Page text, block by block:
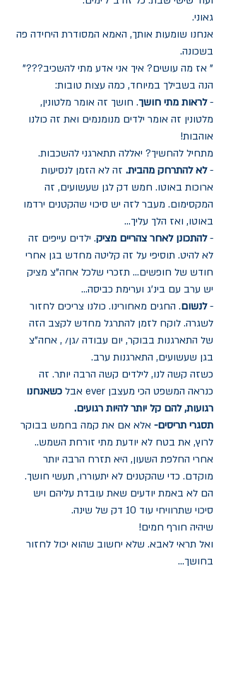
גאוני.
אנחנו שומעות אותך, האמא המסודרת היחידה פה
בשכונה.
" אז מה עושים? איך אני אדע מתי להשכיב???"
הנה בשבילך במיוחד, כמה עצות טובות:
- לראות מתי חושך. חושך זה אומר מלטונין,
מלטונין זה אומר ילדים מנומנמים ואת זה כולנו
אוהבות!
מתחיל להחשיך? יאללה תתארגני להשכבות.
- לא להתרחק מהבית. זה לא הזמן לנסיעות
ארוכות באוטו. חמש דק לגן שעשועים, זה
המקסימום. מעבר לזה יש סיכוי שהקטנים ירדמו
באוטו, ואז הלך עליך...
- להתכונן לאחר צהריים מציק. ילדים עייפים זה
לא להיט. תוסיפי על זה קליטה מחדש בגן אחרי
חודש של חופשים... תזכרי שלכל אחה"צ מציק
יש ערב עם בינ'ג וערימת כביסה...
- לנשום. החגים מאחורינו. כולנו צריכים לחזור
לשגרה. לוקח לזמן להתרגל מחדש לקצב הזה
של התארגנות בבוקר, יום עבודה /גן/ , אחה"צ
בגן שעשועים, התארגנות ערב.
כשזה קשה לנו, לילדים קשה הרבה יותר. זה
כנראה המשפט הכי מעצבן ever אבל
כשאנחנו
רגועות, להם קל יותר להיות רגועים.
תסגרי תריסים- אלא אם את קמה בחמש בבוקר
לרוץ, את בטח לא יודעת מתי זורחת השמש..
אחרי החלפת השעון, היא תזרח הרבה יותר
מוקדם. כדי שהקטנים לא יתעוררו, תעשי חושך.
הם לא באמת יודעים שאת עובדת עליהם ויש
סיכוי שתרוויחי עוד 10 דק של שינה.
שיהיה חורף חמים!
ואל תראי לאבא. שלא יחשוב שהוא יכול לחזור
בחושך...